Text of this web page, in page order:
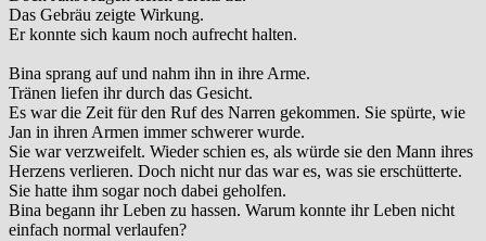
Das Gebräu zeigte Wirkung.
Er konnte sich kaum noch aufrecht halten.
Bina sprang auf und nahm ihn in ihre Arme.
Tränen liefen ihr durch das Gesicht.
Es war die Zeit für den Ruf des Narren gekommen. Sie spürte, wie
Jan in ihren Armen immer schwerer wurde.
Sie war verzweifelt. Wieder schien es, als würde sie den Mann ihres
Herzens verlieren. Doch nicht nur das war es, was sie erschütterte.
Sie hatte ihm sogar noch dabei geholfen.
Bina begann ihr Leben zu hassen. Warum konnte ihr Leben nicht
einfach normal verlaufen?